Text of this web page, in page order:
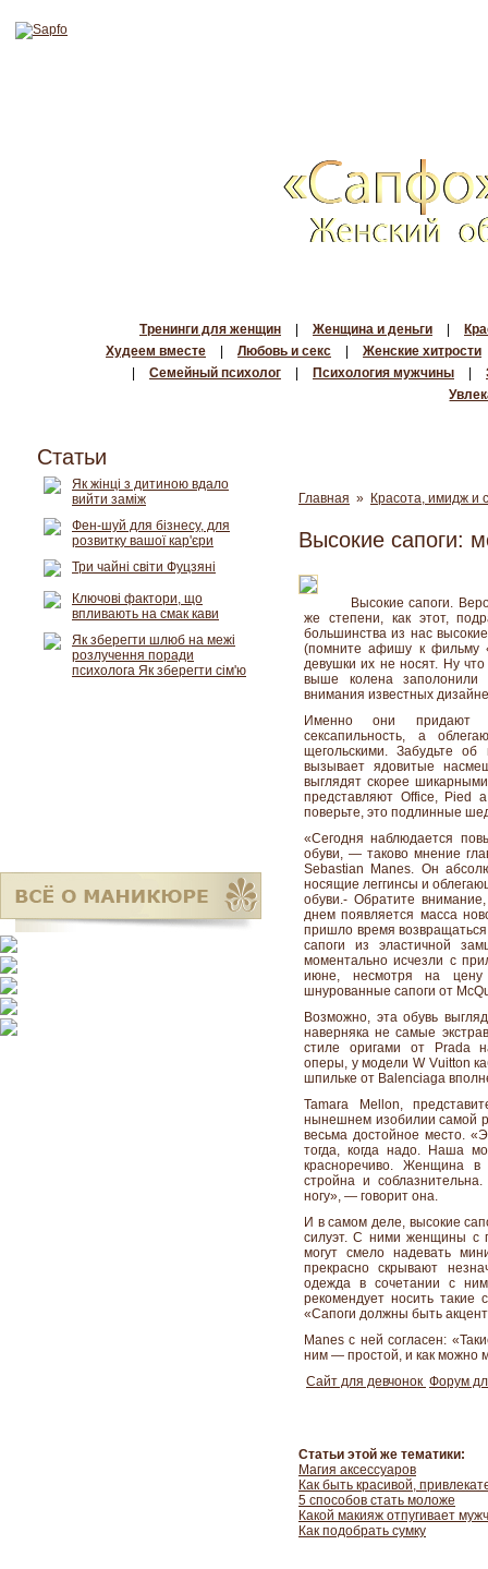
Тренинги для женщин Женщина и деньги
Худеем вместе
Любовь и секс
Женские хитрости
Семейный психолог Психология мужчины
Главная » Красота, имидж и
Высокие сапоги:
Высокие сапоги.
же степени, как этот,
большинства из нас
(помните афишу к фильму
девушки их не носят. Ну
выше колена заполонили
внимания известных
Именно они придают
сексапильность, а
щегольскими. Забудьте
вызывает ядовитые
выглядят скорее
представляют Office, Pied
поверьте, это подлинные
«Сегодня наблюдается
обуви, — таково мнение
Sebastian Manes. Он
носящие леггинсы и
обуви.- Обратите
днем появляется масса
пришло время
сапоги из эластичной
моментально исчезли с
июне, несмотря на цену
шнурованные сапоги от
Возможно, эта обувь
наверняка не самые
стиле оригами от Prada
оперы, у модели W Vuitton
шпильке от Balenciaga
Tamara Mellon,
нынешнем изобилии самой
весьма достойное место.
тогда, когда надо. Наша
красноречиво. Женщина в
стройна и
ногу», — говорит она.
И в самом деле, высокие
силуэт. С ними женщины с
могут смело надевать
прекрасно скрывают
одежда в сочетании с
рекомендует носить такие
«Сапоги должны быть
Manes с ней согласен:
ним — простой, и как можно
Сайт для девчонок Форум
Статьи этой же тематики:
Магия аксессуаров
Как быть красивой,
5 способов стать моложе
Какой макияж отпугивает
Как подобрать сумку
Статьи
Як жінці з дитиною вдало
вийти заміж
Фен-шуй для бізнесу, для
розвитку вашої кар'єри
Три чайні світи Фуцзяні
Ключові фактори, що
впливають на смак кави
Як зберегти шлюб на межі
розлучення поради
психолога Як зберегти сім'ю